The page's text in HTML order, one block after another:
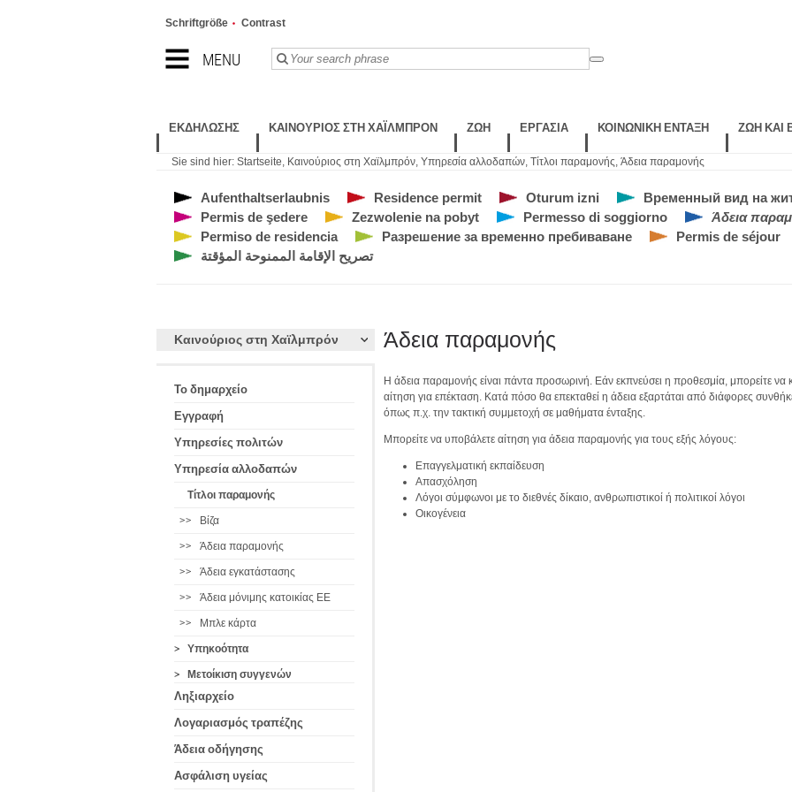
MENU
Schriftgröße Contrast
ΕΚΔΉΛΩΣΗΣ ΚΑΙΝΟΎΡΙΟΣ ΣΤΗ ΧΑΪΛΜΠΡΌΝ ΖΩΉ ΕΡΓΑΣΊΑ ΚΟΙΝΩΝΙΚΉ ΈΝΤΑΞΗ ΖΩΉ ΚΑΙ
Sie sind hier: Startseite, Καινούριος στη Χαϊλμπρόν, Υπηρεσία αλλοδαπών, Τίτλοι παραμονής, Άδεια παραμονής
Aufenthaltserlaubnis Residence permit Oturum izni
Временный вид на
Permis de şedere
Zezwolenie na pobyt Permesso di soggiorno
Άδεια
Permiso de residencia
Разрешение за временно пребиваване
Permis de séjour
تصريح الإقامة الممنوحة المؤقتة
Καινούριος στη Χαϊλμπρόν
Το δημαρχείο
Εγγραφή
Υπηρεσίες πολιτών
Υπηρεσία αλλοδαπών
Τίτλοι παραμονής
>> Βίζα
>> Άδεια παραμονής
>> Άδεια εγκατάστασης
>> Άδεια μόνιμης κατοικίας ΕΕ
>> Μπλε κάρτα
> Υπηκοότητα
> Μετοίκιση συγγενών
Ληξιαρχείο
Λογαριασμός τραπέζης
Άδεια οδήγησης
Ασφάλιση υγείας
Άδεια παραμονής
Η άδεια παραμονής είναι πάντα προσωρινή. Εάν εκπνεύσει η προθεσμία, μπορείτε να
αίτηση για επέκταση. Κατά πόσο θα επεκταθεί η άδεια εξαρτάται από διάφορες
όπως π.χ. την τακτική συμμετοχή σε μαθήματα ένταξης.
Μπορείτε να υποβάλετε αίτηση για άδεια παραμονής για τους εξής λόγους:
Επαγγελματική εκπαίδευση
Απασχόληση
Λόγοι σύμφωνοι με το διεθνές δίκαιο, ανθρωπιστικοί ή πολιτικοί λόγοι
Οικογένεια